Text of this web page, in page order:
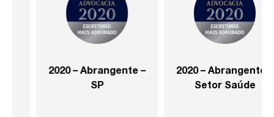
2020 – Abrangente –
2020 – Abrangente –
Setor Saúde